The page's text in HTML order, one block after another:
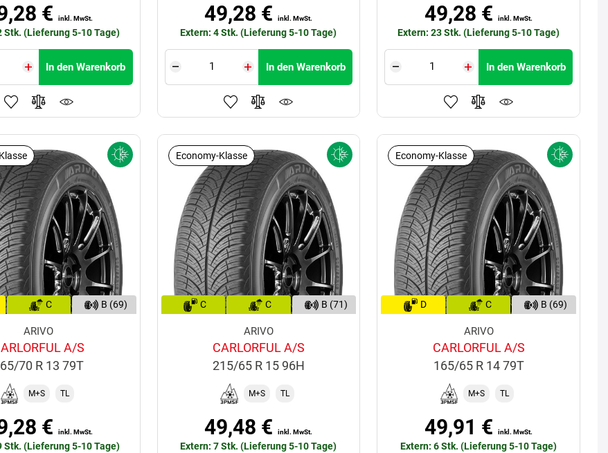
€ inkl. MwSt.
Stk. (Lieferung 5-10 Tage)
In den Warenkorb
49,28 €inkl. MwSt.
Extern: 4 Stk. (Lieferung 5-10 Tage)
In den Warenkorb
49,28 €inkl. MwSt.
Extern: 23 Stk. (Lieferung 5-10 Tage)
In den Warenkorb
C B (69)
ARIVO
A/S
70 R 13 79T
M+S TL
€ inkl. MwSt.
Stk. (Lieferung 5-10 Tage)
Economy-Klasse
C C B (71)
ARIVO
CARLORFUL A/S
215/65 R 15 96H
M+S TL
49,48 €inkl. MwSt.
Extern: 7 Stk. (Lieferung 5-10 Tage)
Economy-Klasse
D C B (69)
ARIVO
CARLORFUL A/S
165/65 R 14 79T
M+S TL
49,91 €inkl. MwSt.
Extern: 6 Stk. (Lieferung 5-10 Tage)